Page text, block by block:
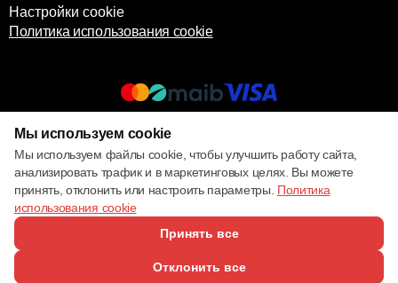
Настройки cookie
Политика использования cookie
© 2013 – 2026 ECOM
Мы используем cookie
Мы используем файлы cookie, чтобы улучшить работу сайта,
анализировать трафик и в маркетинговых целях. Вы можете
принять, отклонить или настроить параметры. Политика
использования cookie
Принять все
Отклонить все